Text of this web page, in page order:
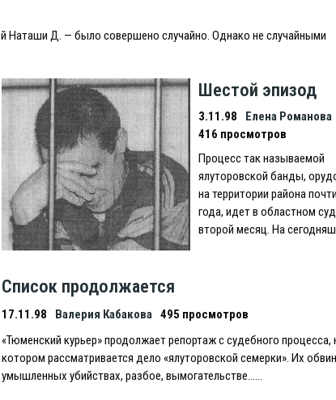
Наташи Д. — было совершено случайно. Однако не случайными
Шестой эпизод
3.11.98
Елена Романова
416 просмотров
Процесс так называемой
ялуторовской банды,
на территории района
года, идет в областном
второй месяц. На
Список продолжается
17.11.98 Валерия Кабакова 495 просмотров
«Тюменский курьер» продолжает репортаж с судебного процесса,
котором рассматривается дело «ялуторовской семерки». Их
умышленных убийствах, разбое, вымогательстве……